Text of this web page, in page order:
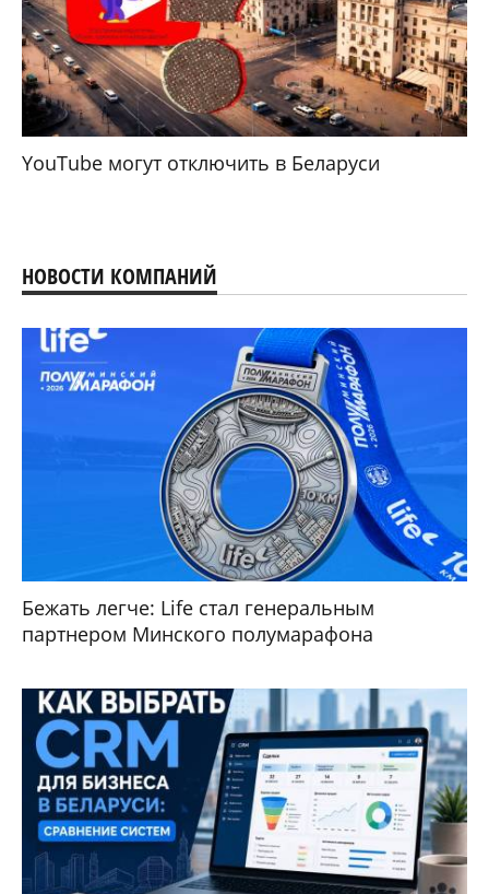
YouTube могут отключить в Беларуси
НОВОСТИ КОМПАНИЙ
Бежать легче: Life стал генеральным
партнером Минского полумарафона